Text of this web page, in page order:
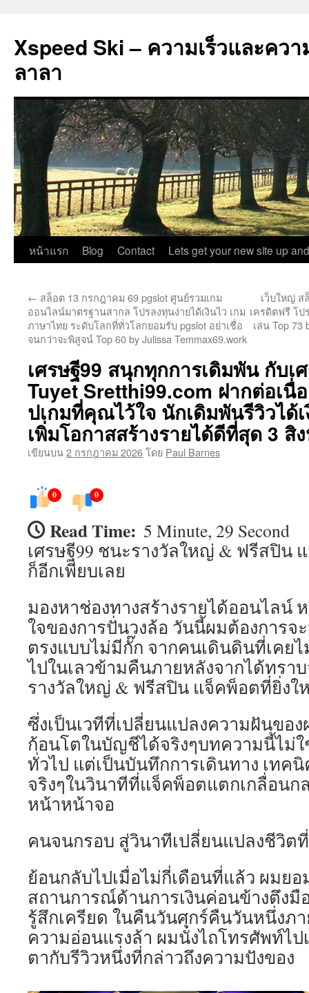
Xspeed Ski – ความเร็วและคว
ลาลา
ข้าม
ยัง
เนื้อหา
หน้าแรก Blog Contact Lets get your new site up
← สล็อต 13 กรกฎาคม 69 pgslot ศูนย์รวมเกม
ออนไลน์มาตรฐานสากล โปรลงทุนง่ายได้เงินไว เกม
ภาษาไทย ระดับโลกที่ทั่วโลกยอมรับ pgslot อย่าเชื่อ
จนกว่าจะพิสูจน์ Top 60 by Julissa Temmax69.work
เว็บใหญ่ ส
เครดิตฟรี โป
เล่น Top 73
เศรษฐี99 สนุกทุกการเดิมพัน กับเ
Tuyet Sretthi99.com ฝากต่อเนื่
ปเกมที่คุณไว้ใจ นักเดิมพันรีวิวได้เ
เพิ่มโอกาสสร้างรายได้ดีที่สุด 3 สิ
เขียนบน2 กรกฎาคม 2026โดย Paul Barnes
0 0
Read Time: 5 Minute, 29 Second
เศรษฐี99 ชนะรางวัลใหญ่ & ฟรีสปิน
ก็อีกเพียบเลย
มองหาช่องทางสร้างรายได้ออนไลน์
ใจของการปั่นวงล้อ วันนี้ผมต้องการ
ตรงแบบไม่มีกั๊ก จากคนเดินดินที่เคย
ไปในเลวข้ามคืนภายหลังจากได้ทรา
รางวัลใหญ่ & ฟรีสปิน แจ็คพ็อตที่ยิ่งใ
ซึ่งเป็นเวทีที่เปลี่ยนแปลงความฝันของ
ก้อนโตในบัญชีได้จริงๆบทความนี้ไม่
ทั่วไป แต่เป็นบันทึกการเดินทาง เทค
จริงๆในวินาทีที่แจ็คพ็อตแตกเกลื่อนก
หน้าหน้าจอ
คนจนกรอบ สู่วินาทีเปลี่ยนแปลงชีวิตที่
ย้อนกลับไปเมื่อไม่กี่เดือนที่แล้ว ผมยอ
สถานการณ์ด้านการเงินค่อนข้างตึงมื
รู้สึกเครียด ในคืนวันศุกร์คืนวันหนึ่งภ
ความอ่อนแรงล้า ผมนั่งไถโทรศัพท์ไป
ตากับรีวิวหนึ่งที่กล่าวถึงความปังของ